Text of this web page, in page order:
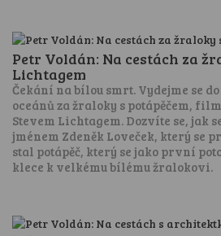
Petr Voldán: Na cestách za
Lichtagem
Čekání na bílou smrt. Vydejme se
oceánů za žraloky s potápěčem,
Stevem Lichtagem. Dozvíte se, jak
jménem Zdeněk Loveček, který se
stal potápěč, který se jako první
klece k velkému bílému žralokovi.